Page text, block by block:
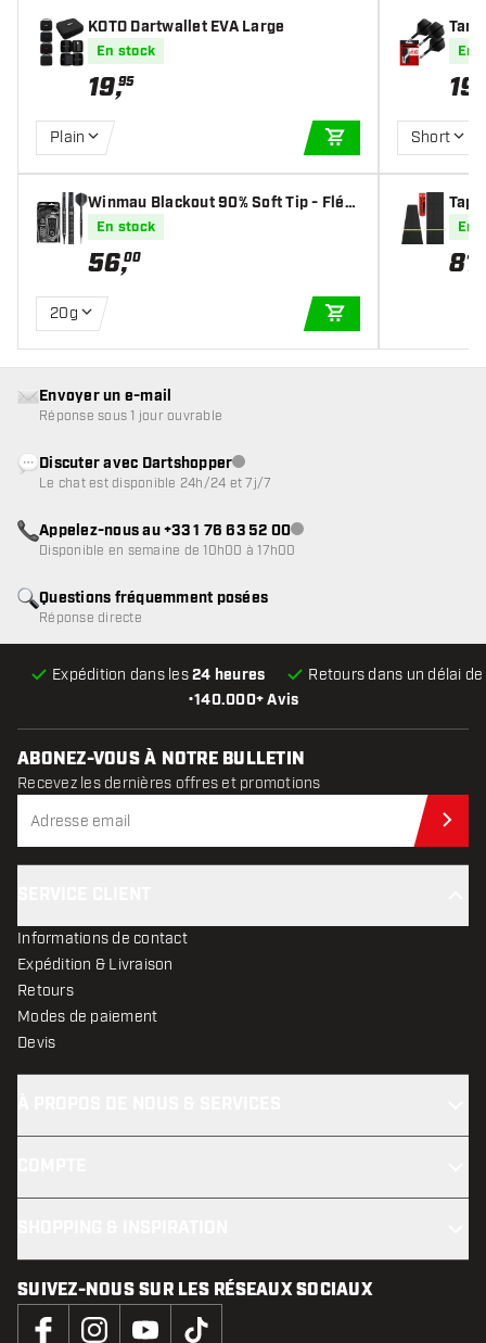
KOTO Dartwallet EVA Large
En stock
19,95
Plain
AJOUTER AU
Winmau Blackout 90% Soft Tip - Fléc
hettes pointe Plastique
En stock
56,00
20g
En
19
Short
mEn
81
•140.000+ Avis
Expédition dans les24 heures Retours dans un délai de
Questions fréquemment posées
Réponse directe
Envoyer un e-mail
Réponse sous 1 jour ouvrable
Discuter avec DartshopperService client indisponible
Le chat est disponible 24h/24 et 7j/7
Appelez-nous au +33 1 76 63 52 00Service client indisponible
Disponible en semaine de 10h00 à 17h00
ABONEZ-VOUS À NOTRE BULLETIN
Recevez les dernières offres et promotions
Informations de contact
Expédition & Livraison
Retours
Modes de paiement
Devis
SUIVEZ-NOUS SUR LES RÉSEAUX SOCIAUX